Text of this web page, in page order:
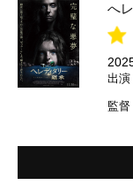
へ
出演
監督